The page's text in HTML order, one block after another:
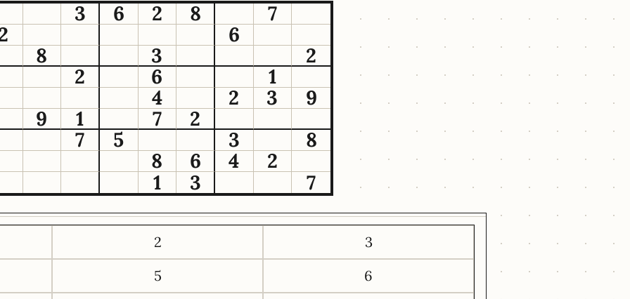
3 6 2 8
7
6
8
3
2
2
6
1
4
2 3
9
9
1 7
2
7
5 3
8
8
6 4
2
1
3 7
2
3
5
6